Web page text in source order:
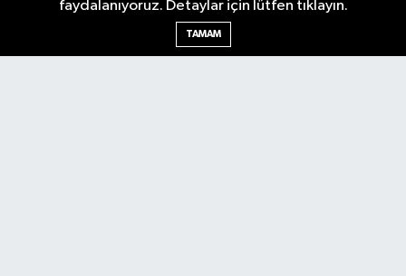
[email protected]
faydalanıyoruz. Detaylar için lütfen tıklayın.
TAMAM